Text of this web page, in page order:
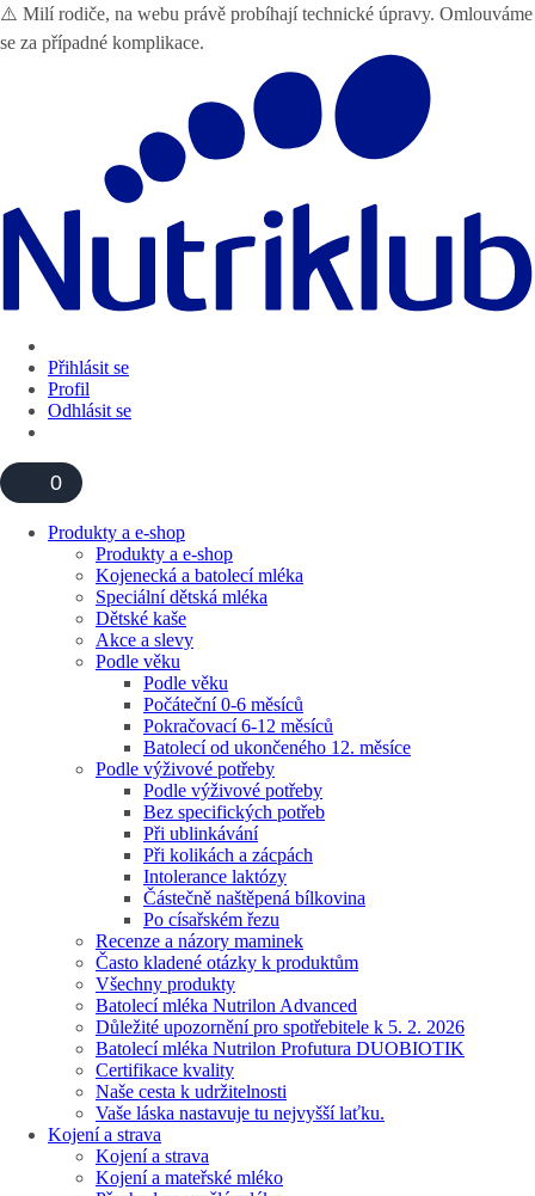
⚠️ Milí rodiče, na webu právě probíhají technické úpravy. Omlouváme
se za případné komplikace.
Přihlásit se
Profil
Odhlásit se
0
Produkty a e-shop
Produkty a e-shop
Kojenecká a batolecí mléka
Speciální dětská mléka
Dětské kaše
Akce a slevy
Podle věku
Podle věku
Počáteční 0-6 měsíců
Pokračovací 6-12 měsíců
Batolecí od ukončeného 12. měsíce
Podle výživové potřeby
Podle výživové potřeby
Bez specifických potřeb
Při ublinkávání
Při kolikách a zácpách
Intolerance laktózy
Částečně naštěpená bílkovina
Po císařském řezu
Recenze a názory maminek
Často kladené otázky k produktům
Všechny produkty
Batolecí mléka Nutrilon Advanced
Důležité upozornění pro spotřebitele k 5. 2. 2026
Batolecí mléka Nutrilon Profutura DUOBIOTIK
Certifikace kvality
Naše cesta k udržitelnosti
Vaše láska nastavuje tu nejvyšší laťku.
Kojení a strava
Kojení a strava
Kojení a mateřské mléko